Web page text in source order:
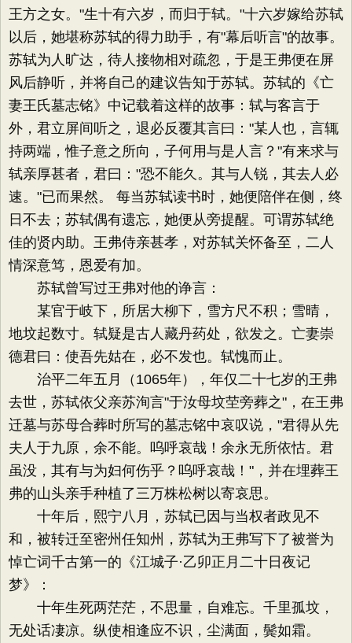
王方之女。"生十有六岁，而归于轼。"十六岁嫁给苏轼
以后，她堪称苏轼的得力助手，有"幕后听言"的故事。
苏轼为人旷达，待人接物相对疏忽，于是王弗便在屏
风后静听，并将自己的建议告知于苏轼。苏轼的《亡
妻王氏墓志铭》中记载着这样的故事：轼与客言于
外，君立屏间听之，退必反覆其言曰："某人也，言辄
持两端，惟子意之所向，子何用与是人言？"有来求与
轼亲厚甚者，君曰："恐不能久。其与人锐，其去人必
速。"已而果然。 每当苏轼读书时，她便陪伴在侧，终
日不去；苏轼偶有遗忘，她便从旁提醒。可谓苏轼绝
佳的贤内助。王弗侍亲甚孝，对苏轼关怀备至，二人
情深意笃，恩爱有加。
苏轼曾写过王弗对他的诤言：
某官于岐下，所居大柳下，雪方尺不积；雪晴，
地坟起数寸。轼疑是古人藏丹药处，欲发之。亡妻崇
德君曰：使吾先姑在，必不发也。轼愧而止。
治平二年五月（1065年），年仅二十七岁的王弗
去世，苏轼依父亲苏洵言"于汝母坟茔旁葬之"，在王弗
迁墓与苏母合葬时所写的墓志铭中哀叹说，"君得从先
夫人于九原，余不能。呜呼哀哉！余永无所依怙。君
虽没，其有与为妇何伤乎？呜呼哀哉！"，并在埋葬王
弗的山头亲手种植了三万株松树以寄哀思。
十年后，熙宁八月，苏轼已因与当权者政见不
和，被转迁至密州任知州，苏轼为王弗写下了被誉为
悼亡词千古第一的《江城子·乙卯正月二十日夜记
梦》：
十年生死两茫茫，不思量，自难忘。千里孤坟，
无处话凄凉。纵使相逢应不识，尘满面，鬓如霜。